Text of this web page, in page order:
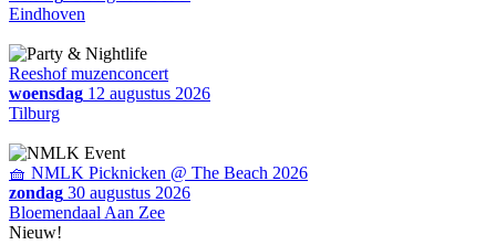
Eindhoven
Reeshof muzenconcert
woensdag 12 augustus 2026
Tilburg
🧺 NMLK Picknicken @ The Beach 2026
zondag 30 augustus 2026
Bloemendaal Aan Zee
Nieuw!